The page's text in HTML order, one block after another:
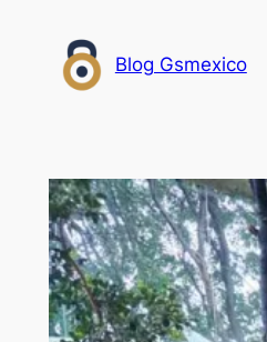
contenido
Blog Gsmexico